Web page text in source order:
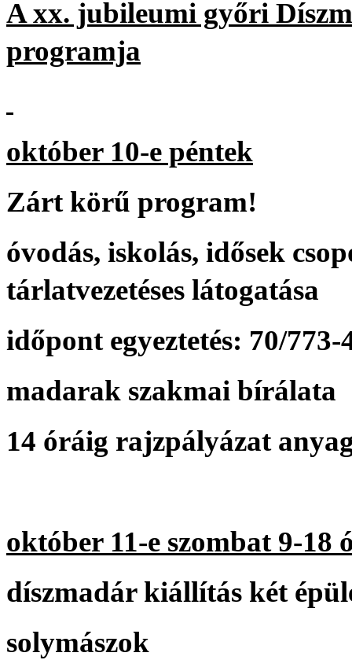
A xx. jubileumi győri
programja
október 10-e péntek
Zárt körű program!
óvodás, iskolás, idősek
tárlatvezetéses látogatása
időpont egyeztetés: 70/773-
madarak szakmai bírálata
14 óráig rajzpályázat
október 11-e szombat 9-18
díszmadár kiállítás két
solymászok